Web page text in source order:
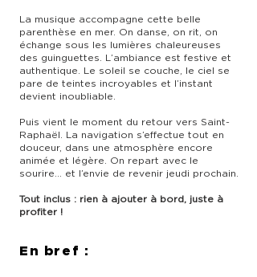
La musique accompagne cette belle
parenthèse en mer. On danse, on rit, on
échange sous les lumières chaleureuses
des guinguettes. L’ambiance est festive et
authentique. Le soleil se couche, le ciel se
pare de teintes incroyables et l’instant
devient inoubliable.
Puis vient le moment du retour vers Saint-
Raphaël. La navigation s’effectue tout en
douceur, dans une atmosphère encore
animée et légère. On repart avec le
sourire… et l’envie de revenir jeudi prochain.
Tout inclus : rien à ajouter à bord, juste à
profiter !
En bref :